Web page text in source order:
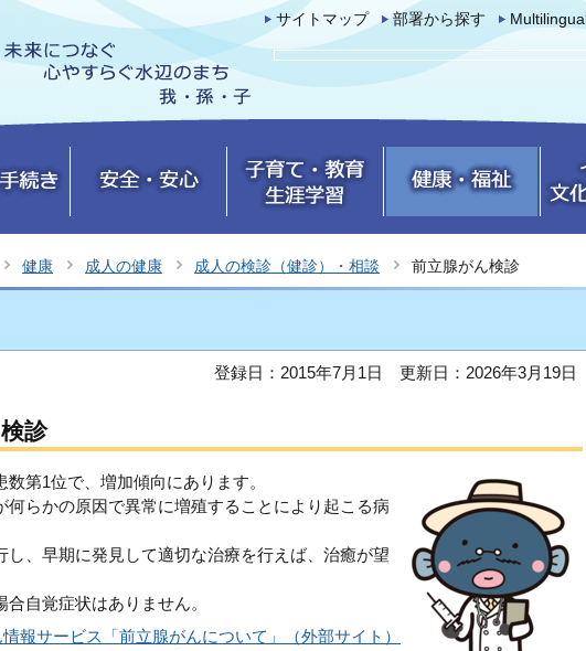
サイトマップ 部署から探す Multilingual
健康 成人の健康 成人の検診（健診）・相談 前立腺がん検診
登録日：2015年7月1日 更新日：2026年3月19日
診
第1位で、増加傾向にあります。
らかの原因で異常に増殖することにより起こる病
し、早期に発見して適切な治療を行えば、治癒が望
自覚症状はありません。
報サービス「前立腺がんについて」（外部サイト）